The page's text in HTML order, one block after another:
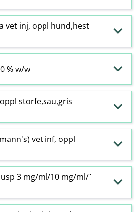
vet inj, oppl hund,hest
% w​/​w
storfe,sau,gris
vet inf, oppl
3 mg/ml/10 mg/ml/1